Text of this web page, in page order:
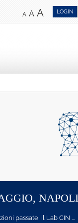
LOGIN
A A A
NAPOLI
passate, il Lab CIN ...